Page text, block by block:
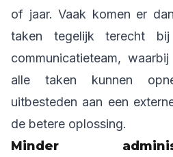
of jaar. Vaak komen er
taken tegelijk terecht
communicatieteam,
alle taken kunnen
uitbesteden aan een
de betere oplossing.
Minder